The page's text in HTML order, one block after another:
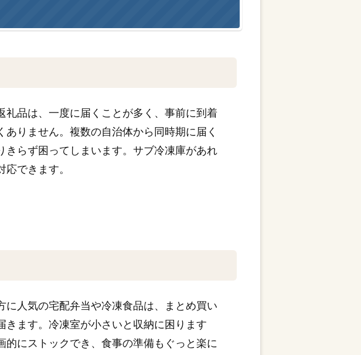
礼品は、一度に届くことが多く、事前に到着
ありません。複数の自治体から同時期に届く
きらず困ってしまいます。サブ冷凍庫があれ
できます。
に人気の宅配弁当や冷凍食品は、まとめ買い
きます。冷凍室が小さいと収納に困ります
的にストックでき、食事の準備もぐっと楽に